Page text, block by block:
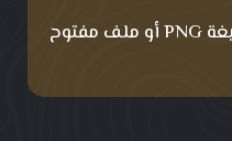
ارسال اللوجو الخاص بك بصيغة PNG أو ملف مفتوح